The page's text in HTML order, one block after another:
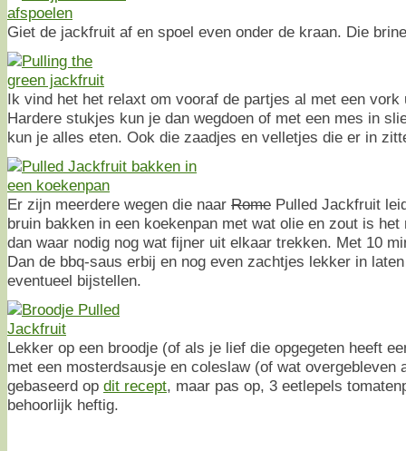
Giet de jackfruit af en spoel even onder de kraan. Die
Ik vind het het relaxt om vooraf de partjes al met een
Hardere stukjes kun je dan wegdoen of met een mes in
kun je alles eten. Ook die zaadjes en velletjes die er in
Er zijn meerdere wegen die naar Rome Pulled Jackfruit
bruin bakken in een koekenpan met wat olie en zout is
dan waar nodig nog wat fijner uit elkaar trekken. Met 10
Dan de bbq-saus erbij en nog even zachtjes lekker in
eventueel bijstellen.
Lekker op een broodje (of als je lief die opgegeten heeft
met een mosterdsausje en coleslaw (of wat overgebleven
gebaseerd op dit recept, maar pas op, 3 eetlepels
behoorlijk heftig.